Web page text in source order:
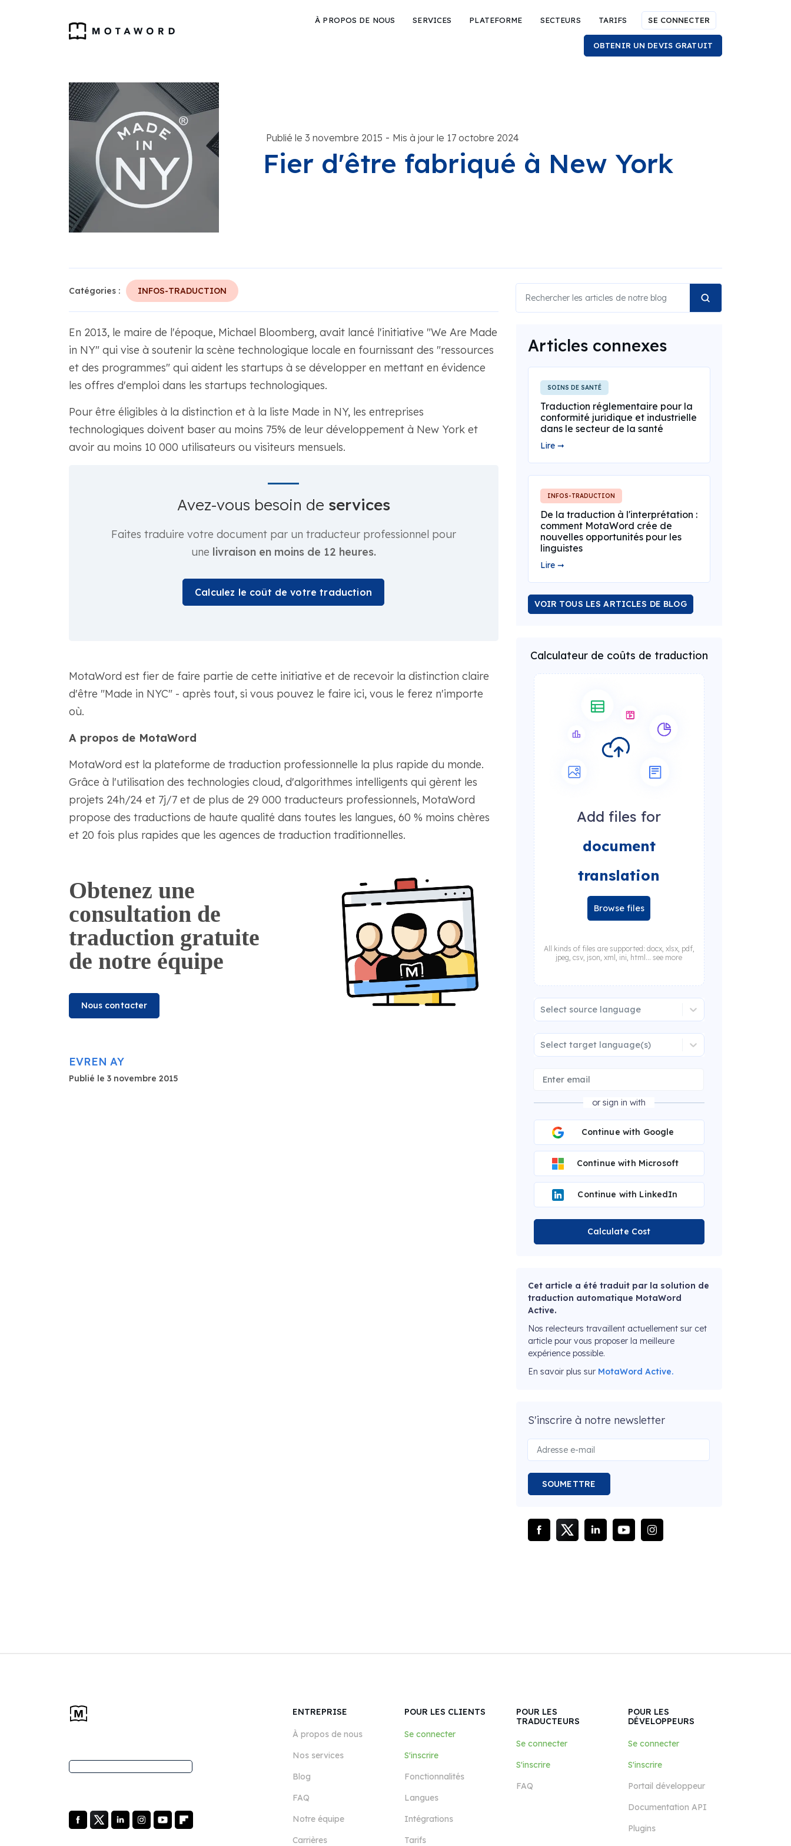
À PROPOS DE NOUS SERVICES PLATEFORME SECTEURS TARIFS SE CONNECTER
OBTENIR UN DEVIS GRATUIT
Publié le 3 novembre 2015 - Mis à jour le 17 octobre 2024
Fier d'être fabriqué à New York
Catégories : INFOS-TRADUCTION
En 2013, le maire de l'époque, Michael Bloomberg, avait lancé l'initiative "We Are Made
in NY" qui vise à soutenir la scène technologique locale en fournissant des "ressources
et des programmes" qui aident les startups à se développer en mettant en évidence
les offres d'emploi dans les startups technologiques.
Pour être éligibles à la distinction et à la liste Made in NY, les entreprises
technologiques doivent baser au moins 75% de leur développement à New York et
avoir au moins 10 000 utilisateurs ou visiteurs mensuels.
Avez-vous besoin de services
Faites traduire votre document par un traducteur professionnel pour
une livraison en moins de 12 heures.
Calculez le coût de votre traduction
MotaWord est fier de faire partie de cette initiative et de recevoir la distinction claire
d'être "Made in NYC" - après tout, si vous pouvez le faire ici, vous le ferez n'importe
où.
A propos de MotaWord
MotaWord est la plateforme de traduction professionnelle la plus rapide du monde.
Grâce à l'utilisation des technologies cloud, d'algorithmes intelligents qui gèrent les
projets 24h/24 et 7j/7 et de plus de 29 000 traducteurs professionnels, MotaWord
propose des traductions de haute qualité dans toutes les langues, 60 % moins chères
et 20 fois plus rapides que les agences de traduction traditionnelles.
Obtenez une
consultation de
traduction gratuite
de notre équipe
Nous contacter
EVREN AY
Publié le 3 novembre 2015
Articles connexes
SOINS DE SANTÉ
Traduction réglementaire pour la
conformité juridique et industrielle
dans le secteur de la santé
Lire ➞
INFOS-TRADUCTION
De la traduction à l'interprétation :
comment MotaWord crée de
nouvelles opportunités pour les
linguistes
Lire ➞
VOIR TOUS LES ARTICLES DE BLOG
Calculateur de coûts de traduction
Add files for
document
translation
Browse files
All kinds of files are supported: docx, xlsx, pdf,
jpeg, csv, json, xml, ini, html... see more
Select source language
Select target language(s)
or sign in with
Continue with Google
Continue with Microsoft
Continue with LinkedIn
Calculate Cost
Cet article a été traduit par la solution de
traduction automatique MotaWord
Active.
Nos relecteurs travaillent actuellement sur cet
article pour vous proposer la meilleure
expérience possible.
En savoir plus sur MotaWord Active.
S'inscrire à notre newsletter
SOUMETTRE
ENTREPRISE
À propos de nous
Nos services
Blog
FAQ
Notre équipe
Carrières
POUR LES CLIENTS
Se connecter
S'inscrire
Fonctionnalités
Langues
Intégrations
Tarifs
POUR LES
TRADUCTEURS
Se connecter
S'inscrire
FAQ
POUR LES
DÉVELOPPEURS
Se connecter
S'inscrire
Portail développeur
Documentation API
Plugins